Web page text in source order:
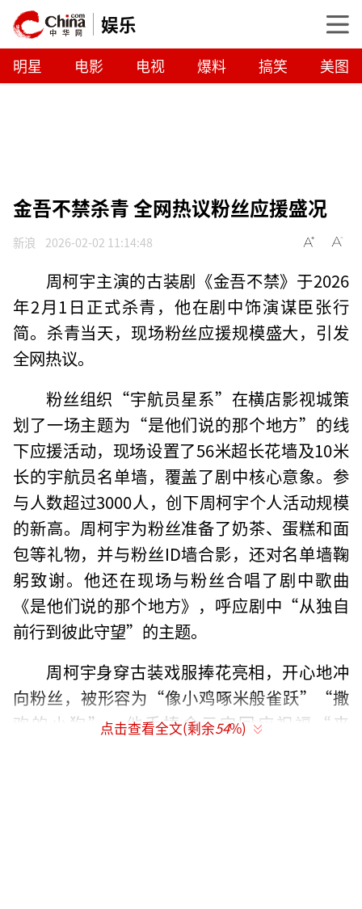
娱乐
明星 电影 电视 爆料 搞笑 美图
金吾不禁杀青 全网热议粉丝应援盛况
新浪 2026-02-02 11:14:48
周柯宇主演的古装剧《金吾不禁》于2026
年2月1日正式杀青，他在剧中饰演谋臣张行
简。杀青当天，现场粉丝应援规模盛大，引发
全网热议。
粉丝组织“宇航员星系”在横店影视城策
划了一场主题为“是他们说的那个地方”的线
下应援活动，现场设置了56米超长花墙及10米
长的宇航员名单墙，覆盖了剧中核心意象。参
与人数超过3000人，创下周柯宇个人活动规模
的新高。周柯宇为粉丝准备了奶茶、蛋糕和面
包等礼物，并与粉丝ID墙合影，还对名单墙鞠
躬致谢。他还在现场与粉丝合唱了剧中歌曲
《是他们说的那个地方》，呼应剧中“从独自
前行到彼此守望”的主题。
周柯宇身穿古装戏服捧花亮相，开心地冲
向粉丝，被形容为“像小鸡啄米般雀跃”“撒
欢的小狗”。他手捧金元宝回应祝福“来
点击查看全文(剩余54%)